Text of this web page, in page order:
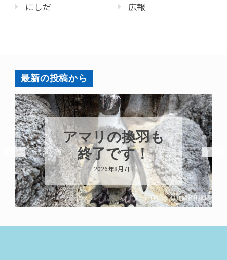
にしだ
広報
最新の投稿から
トビウオ幼魚展
示中！
2026年8月6日